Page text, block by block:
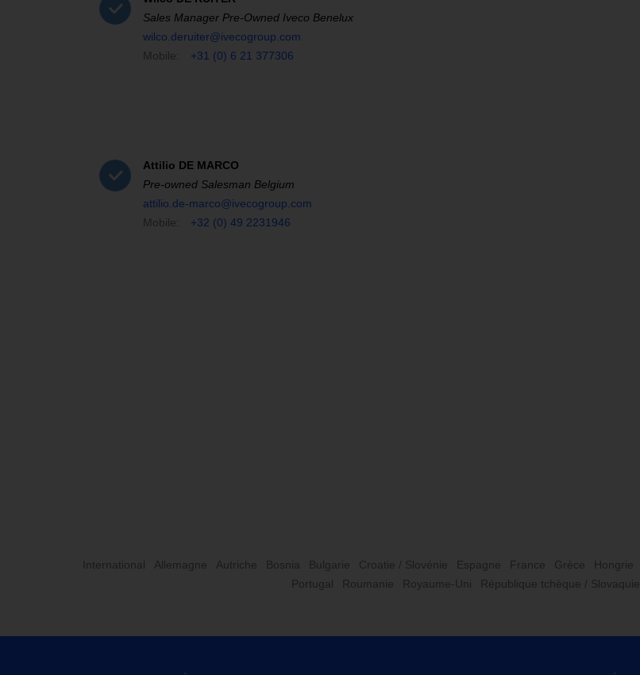
Sales Manager Pre-Owned Iveco Benelux
wilco.deruiter@ivecogroup.com
Mobile:
+31 (0) 6 21 377306
Attilio DE MARCO
Pre-owned Salesman Belgium
attilio.de-marco@ivecogroup.com
Mobile:
+32 (0) 49 2231946
International Allemagne Autriche Bosnia Bulgarie Croatie / Slovénie Espagne France Grèce Hongrie
Portugal
Roumanie Royaume-Uni République tchèque / Slovaquie